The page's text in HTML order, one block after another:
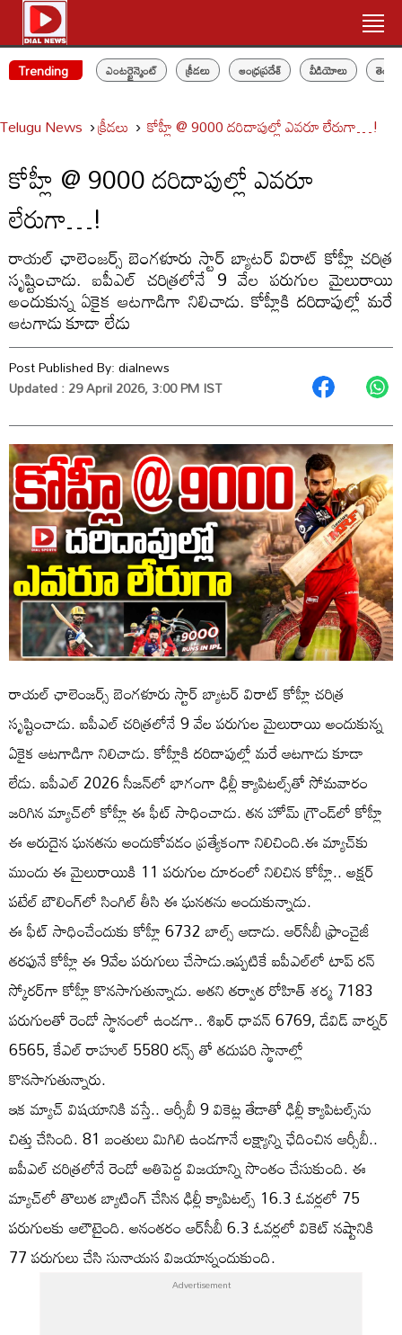
Trending ఎంటర్టైన్మెంట్ క్రీడలు ఆంధ్రప్రదేశ్ వీడియోలు
Telugu News క్రీడలు కోహ్లీ @ 9000 దరిదాపుల్లో ఎవరూ లేరుగా…!
కోహ్లీ @ 9000 దరిదాపుల్లో ఎవరూ
లేరుగా…!
రాయల్ ఛాలెంజర్స్ బెంగళూరు స్టార్ బ్యాటర్ విరాట్ కోహ్లీ చరిత్ర
సృష్టించాడు. ఐపీఎల్ చరిత్రలోనే 9 వేల పరుగుల మైలురాయి
అందుకున్న ఏకైక ఆటగాడిగా నిలిచాడు. కోహ్లీకి దరిదాపుల్లో మరే
ఆటగాడు కూడా లేడు
Post Published By:dialnews
Updated : 29 April 2026, 3:00 PM IST
రాయల్ ఛాలెంజర్స్ బెంగళూరు స్టార్ బ్యాటర్ విరాట్ కోహ్లీ చరిత్ర
సృష్టించాడు. ఐపీఎల్ చరిత్రలోనే 9 వేల పరుగుల మైలురాయి అందుకున్న
ఏకైక ఆటగాడిగా నిలిచాడు. కోహ్లీకి దరిదాపుల్లో మరే ఆటగాడు కూడా
లేడు. ఐపీఎల్ 2026 సీజన్‌లో భాగంగా ఢిల్లీ క్యాపిటల్స్‌తో సోమవారం
జరిగిన మ్యాచ్‌లో కోహ్లీ ఈ ఫీట్ సాధించాడు. తన హోమ్ గ్రౌండ్‌లో కోహ్లీ
ఈ అరుదైన ఘనతను అందుకోవడం ప్రత్యేకంగా నిలిచింది.ఈ మ్యాచ్‌కు
ముందు ఈ మైలురాయికి 11 పరుగుల దూరంలో నిలిచిన కోహ్లీ.. అక్షర్
పటేల్ బౌలింగ్‌లో సింగిల్ తీసి ఈ ఘనతను అందుకున్నాడు.
ఈ ఫీట్ సాధించేందుకు కోహ్లీ 6732 బాల్స్ ఆడాడు. ఆర్‌సీబీ ఫ్రాంచైజీ
తరఫునే కోహ్లీ ఈ 9వేల పరుగులు చేసాడు.ఇప్పటికే ఐపీఎల్‌లో టాప్ రన్
స్కోరర్‌గా కోహ్లీ కొనసాగుతున్నాడు. అతని తర్వాత రోహిత్ శర్మ 7183
పరుగులతో రెండో స్థానంలో ఉండగా.. శిఖర్ ధావన్ 6769, డేవిడ్ వార్నర్
6565, కేఎల్ రాహుల్ 5580 రన్స్ తో తదుపరి స్థానాల్లో
కొనసాగుతున్నారు.
ఇక మ్యాచ్ విషయానికి వస్తే.. ఆర్సీబీ 9 వికెట్ల తేడాతో ఢిల్లీ క్యాపిటల్స్‌ను
చిత్తు చేసింది. 81 బంతులు మిగిలి ఉండగానే లక్ష్యాన్ని ఛేదించిన ఆర్సీబీ..
ఐపీఎల్ చరిత్రలోనే రెండో అతిపెద్ద విజయాన్ని సొంతం చేసుకుంది. ఈ
మ్యాచ్‌లో తొలుత బ్యాటింగ్ చేసిన ఢిల్లీ క్యాపిటల్స్ 16.3 ఓవర్లలో 75
పరుగులకు ఆలౌటైంది. అనంతరం ఆర్‌సీబీ 6.3 ఓవర్లలో వికెట్ నష్టానికి
77 పరుగులు చేసి సునాయస విజయాన్నందుకుంది.